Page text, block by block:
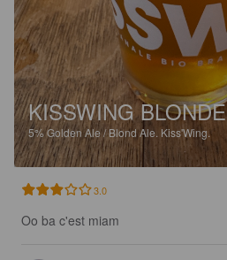
KISSWING BLONDE
5%Golden Ale / Blond Ale. Kiss'Wing.
3.0
Oo ba c'est miam